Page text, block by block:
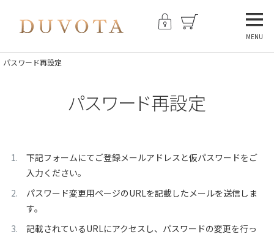
MENU
パスワード再設定
パスワード再設定
下記フォームにてご登録メールアドレスと仮パスワードをご
入力ください。
パスワード変更用ページのURLを記載したメールを送信しま
す。
記載されているURLにアクセスし、パスワードの変更を行っ